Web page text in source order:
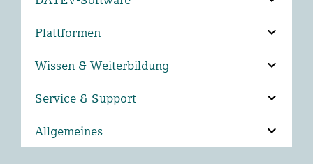
Plattformen
Wissen & Weiterbildung
Service & Support
Allgemeines